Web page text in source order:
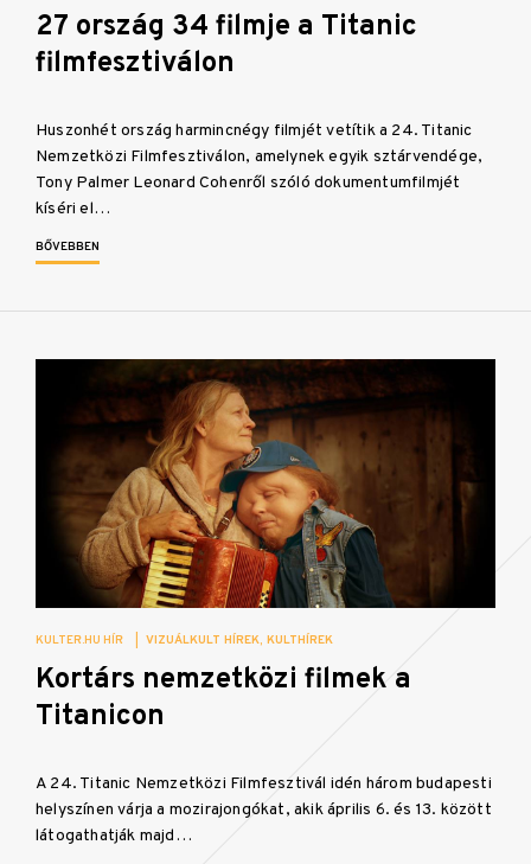
27 ország 34 filmje a Titanic
filmfesztiválon
Huszonhét ország harmincnégy filmjét vetítik a 24. Titanic
Nemzetközi Filmfesztiválon, amelynek egyik sztárvendége,
Tony Palmer Leonard Cohenről szóló dokumentumfilmjét
kíséri el…
BŐVEBBEN
KULTER.HU HÍR VIZUÁLKULT HÍREK KULTHÍREK
Kortárs nemzetközi filmek a
Titanicon
A 24. Titanic Nemzetközi Filmfesztivál idén három budapesti
helyszínen várja a mozirajongókat, akik április 6. és 13. között
látogathatják majd…